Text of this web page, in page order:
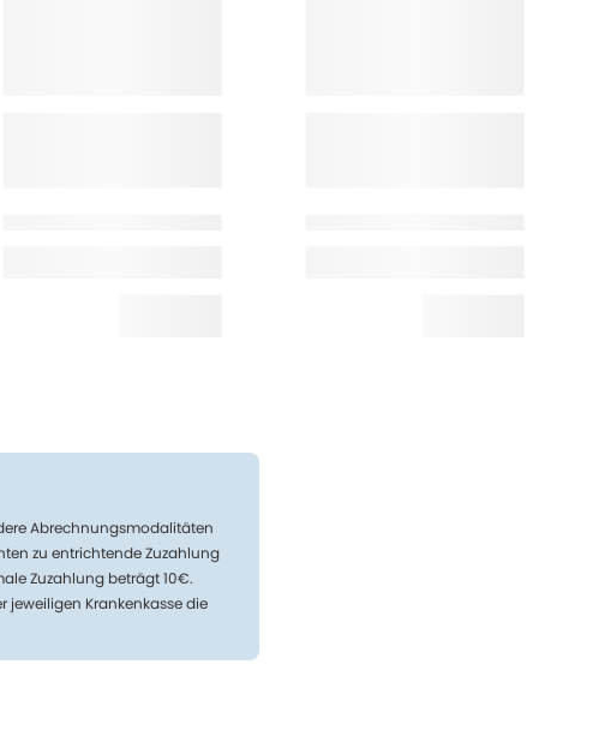
Abrechnungsmodalitäten
zu entrichtende Zuzahlung
Zuzahlung beträgt 10€.
jeweiligen Krankenkasse die